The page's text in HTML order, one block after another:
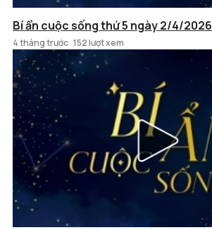
Bí ẩn cuộc sống thứ 5 ngày 2/4/2026
4 tháng trước 152 lượt xem